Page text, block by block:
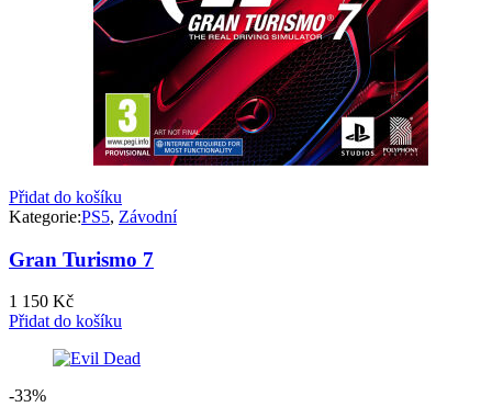
Přidat do košíku
Kategorie:PS5, Závodní
Gran Turismo 7
1 150 Kč
Přidat do košíku
-33%